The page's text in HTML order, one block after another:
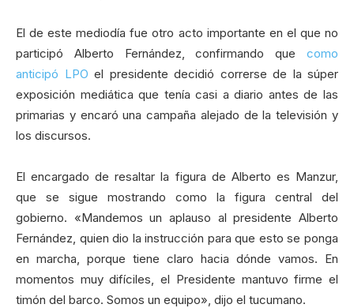
El de este mediodía fue otro acto importante en el que no
participó Alberto Fernández, confirmando que como
anticipó LPO el presidente decidió correrse de la súper
exposición mediática que tenía casi a diario antes de las
primarias y encaró una campaña alejado de la televisión y
los discursos.
El encargado de resaltar la figura de Alberto es Manzur,
que se sigue mostrando como la figura central del
gobierno. «Mandemos un aplauso al presidente Alberto
Fernández, quien dio la instrucción para que esto se ponga
en marcha, porque tiene claro hacia dónde vamos. En
momentos muy difíciles, el Presidente mantuvo firme el
timón del barco. Somos un equipo», dijo el tucumano.